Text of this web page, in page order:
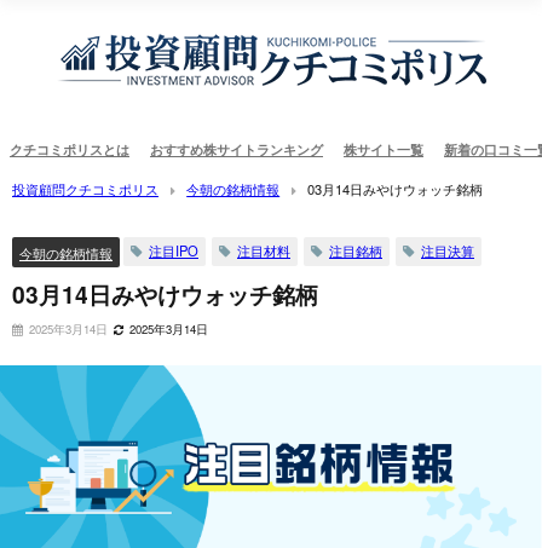
クチコミポリスとは おすすめ株サイトランキング 株サイト一覧 新着の口コミ一
投資顧問クチコミポリス 今朝の銘柄情報 03月14日みやけウォッチ銘柄
今朝の銘柄情報 注目IPO 注目材料 注目銘柄 注目決算
03月14日みやけウォッチ銘柄
2025年3月14日 2025年3月14日